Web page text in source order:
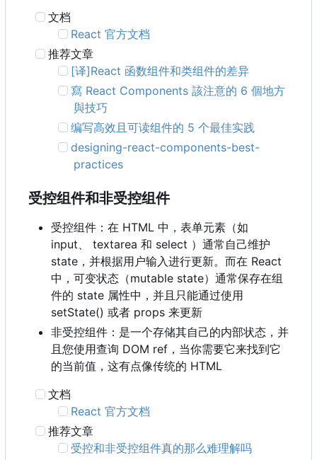
文档
React 官方文档
推荐文章
[译]React 函数组件和类组件的差异
寫 React Components 該注意的 6 個地方
與技巧
编写高效且可读组件的 5 个最佳实践
designing-react-components-best-
practices
受控组件和非受控组件
受控组件：在 HTML 中，表单元素（如
input、 textarea 和 select ）通常自己维护
state ， 并根据用户输入进行更新。而在 React
中 ， 可变状态 （mutable state） 通常保存在组
件的 state 属性中，并且只能通过使用
setState() 或者 props 来更新
非受控组件：是一个存储其自己的内部状态，并
且您使用查询 DOM ref ， 当你需要它来找到它
的当前值 ， 这有点像传统的 HTML
文档
React 官方文档
推荐文章
受控和非受控组件真的那么难理解吗